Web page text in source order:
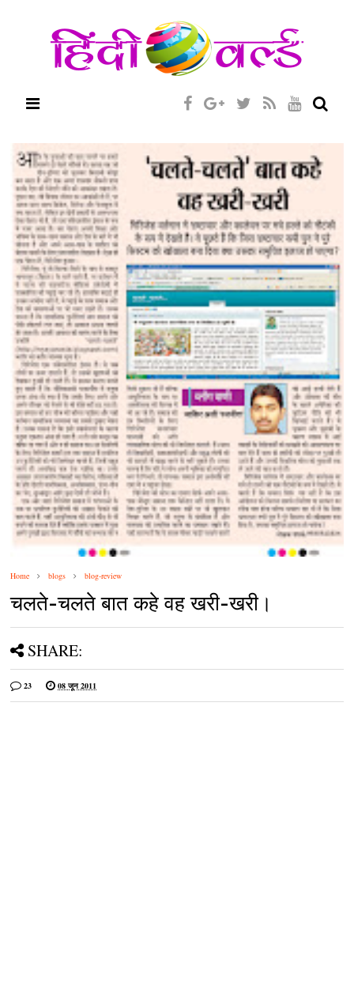
Home blogs blog-review
चलते-चलते बात कहे वह खरी-खरी।
SHARE:
23 08 जून 2011